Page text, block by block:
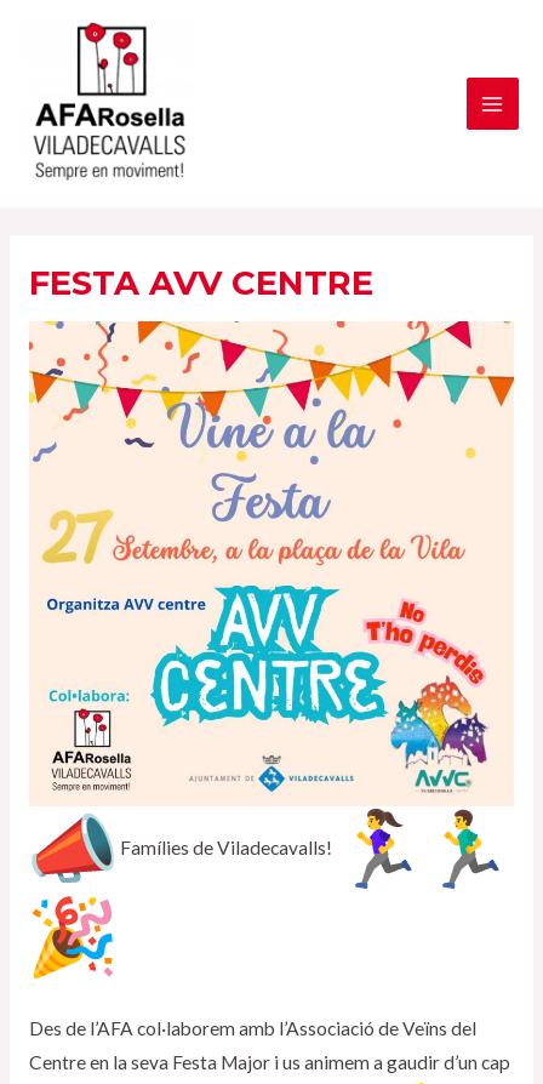
FESTA AVV CENTRE
Famílies de Viladecavalls!
Des de l’AFA col·laborem amb l’Associació de Veïns del
Centre en la seva Festa Major i us animem a gaudir d’un cap